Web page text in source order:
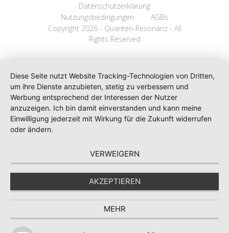
Datenschutzerklärung
Nutzungsbedingungen
AGBs
Copyright 2026 - Quanten-Resonanz - All
Rights Reserved
Diese Seite nutzt Website Tracking-Technologien von Dritten,
um ihre Dienste anzubieten, stetig zu verbessern und
Werbung entsprechend der Interessen der Nutzer
anzuzeigen. Ich bin damit einverstanden und kann meine
Einwilligung jederzeit mit Wirkung für die Zukunft widerrufen
oder ändern.
VERWEIGERN
AKZEPTIEREN
MEHR